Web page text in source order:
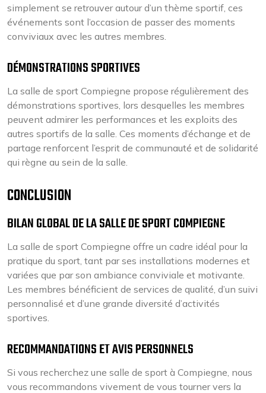
simplement se retrouver autour d’un thème sportif, ces
événements sont l’occasion de passer des moments
conviviaux avec les autres membres.
DÉMONSTRATIONS SPORTIVES
La salle de sport Compiegne propose régulièrement des
démonstrations sportives, lors desquelles les membres
peuvent admirer les performances et les exploits des
autres sportifs de la salle. Ces moments d’échange et de
partage renforcent l’esprit de communauté et de solidarité
qui règne au sein de la salle.
CONCLUSION
BILAN GLOBAL DE LA SALLE DE SPORT COMPIEGNE
La salle de sport Compiegne offre un cadre idéal pour la
pratique du sport, tant par ses installations modernes et
variées que par son ambiance conviviale et motivante.
Les membres bénéficient de services de qualité, d’un suivi
personnalisé et d’une grande diversité d’activités
sportives.
RECOMMANDATIONS ET AVIS PERSONNELS
Si vous recherchez une salle de sport à Compiegne, nous
vous recommandons vivement de vous tourner vers la